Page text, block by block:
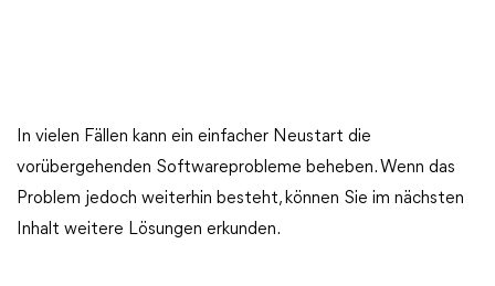
In vielen Fällen kann ein einfacher Neustart die
vorübergehenden Softwareprobleme beheben. Wenn das
Problem jedoch weiterhin besteht, können Sie im nächsten
Inhalt weitere Lösungen erkunden.